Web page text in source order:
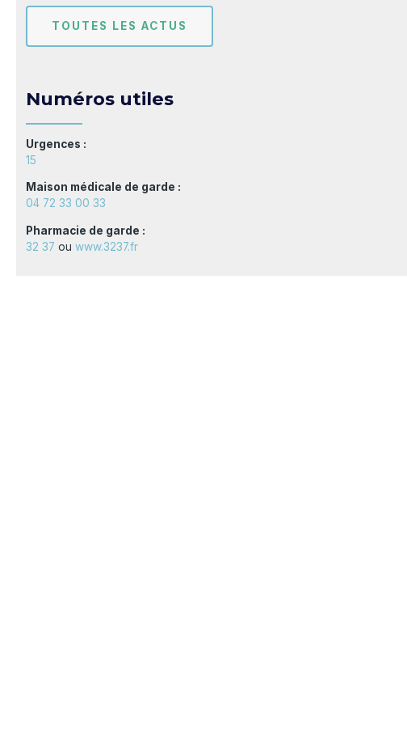
TOUTES LES ACTUS
Numéros utiles
Urgences :
15
Maison médicale de garde :
04 72 33 00 33
Pharmacie de garde :
32 37 ou www.3237.fr